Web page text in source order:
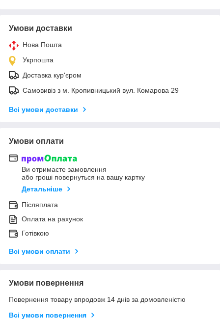
Умови доставки
Нова Пошта
Укрпошта
Доставка кур'єром
Самовивіз з м. Кропивницький вул. Комарова 29
Всі умови доставки
Умови оплати
Ви отримаєте замовлення
або гроші повернуться на вашу картку
Детальніше
Післяплата
Оплата на рахунок
Готівкою
Всі умови оплати
Умови повернення
Повернення товару впродовж 14 днів за домовленістю
Всі умови повернення